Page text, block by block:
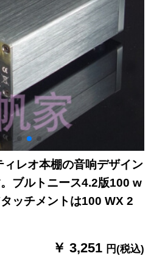
レオ本棚の音响デザイン
ブルトニース4.2版100 w
ッチメントは100 WX 2
￥ 3,251 円(税込)